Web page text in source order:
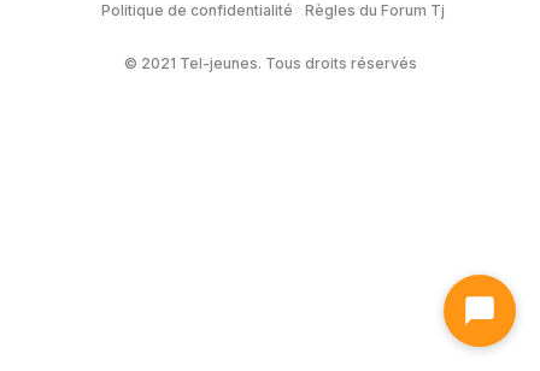
Politique de confidentialité
Règles du Forum Tj
© 2021 Tel-jeunes. Tous droits réservés